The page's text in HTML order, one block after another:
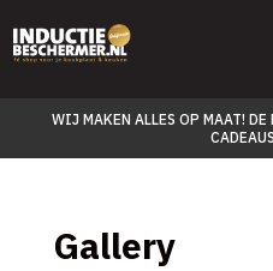
WIJ MAKEN ALLES OP MAAT!
Gallery